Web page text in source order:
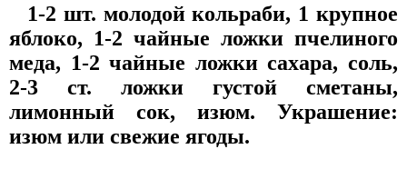
1-2 шт. молодой кольраби, 1 крупное
яблоко, 1-2 чайные ложки пчелиного
меда, 1-2 чайные ложки сахара, соль,
2-3 ст. ложки густой сметаны,
лимонный сок, изюм. Украшение:
изюм или свежие ягоды.